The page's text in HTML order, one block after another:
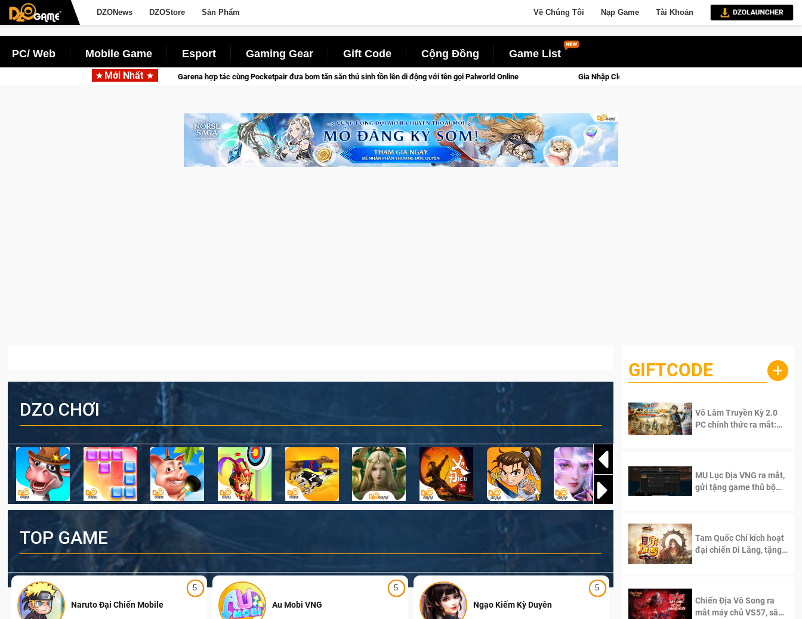
DZONews DZOStore Sản Phẩm Về Chúng Tôi Nạp Game Tài Khoản
PC/ Web Mobile Game Esport Gaming Gear Gift Code Cộng Đồng Game List
Mới Nhất
Garena hợp tác cùng Pocketpair đưa bom tấn săn thú sinh tồn lên di động với tên gọi Palworld Online Gia Nhập Closed Beta Norse Saga: Cửu Giới Thức Tỉnh, Săn DJI Osmo Pocket 3 Ngay Hôm Nay
DZO CHƠI
TOP GAME
5
Naruto Đại Chiến Mobile
5
Au Mobi VNG
5
Ngạo Kiếm Kỳ Duyên Ngạo Thiên Mobile
GIFTCODE +
Võ Lâm Truyền Kỳ 2.0
PC chính thức ra mắt:
MU Lục Địa VNG ra mắt,
gửi tặng game thủ bộ
Tam Quốc Chí kích hoạt
đại chiến Di Lăng, tặng
Chiến Địa Vô Song ra
mắt máy chủ VS57, sân